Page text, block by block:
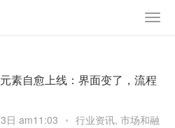
素自愈上线：界面变了，流程
日 am11:03 • 行业资讯, 市场和融